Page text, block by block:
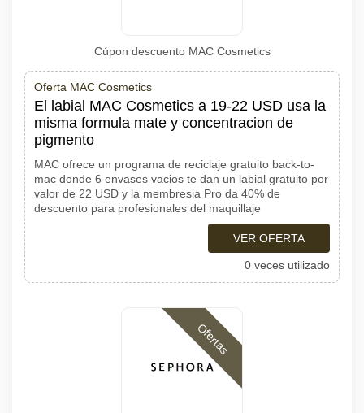
Cúpon descuento MAC Cosmetics
Oferta MAC Cosmetics
El labial MAC Cosmetics a 19-22 USD usa la
misma formula mate y concentracion de
pigmento
MAC ofrece un programa de reciclaje gratuito back-to-
mac donde 6 envases vacios te dan un labial gratuito por
valor de 22 USD y la membresia Pro da 40% de
descuento para profesionales del maquillaje
VER OFERTA
0 veces utilizado
Ofertas